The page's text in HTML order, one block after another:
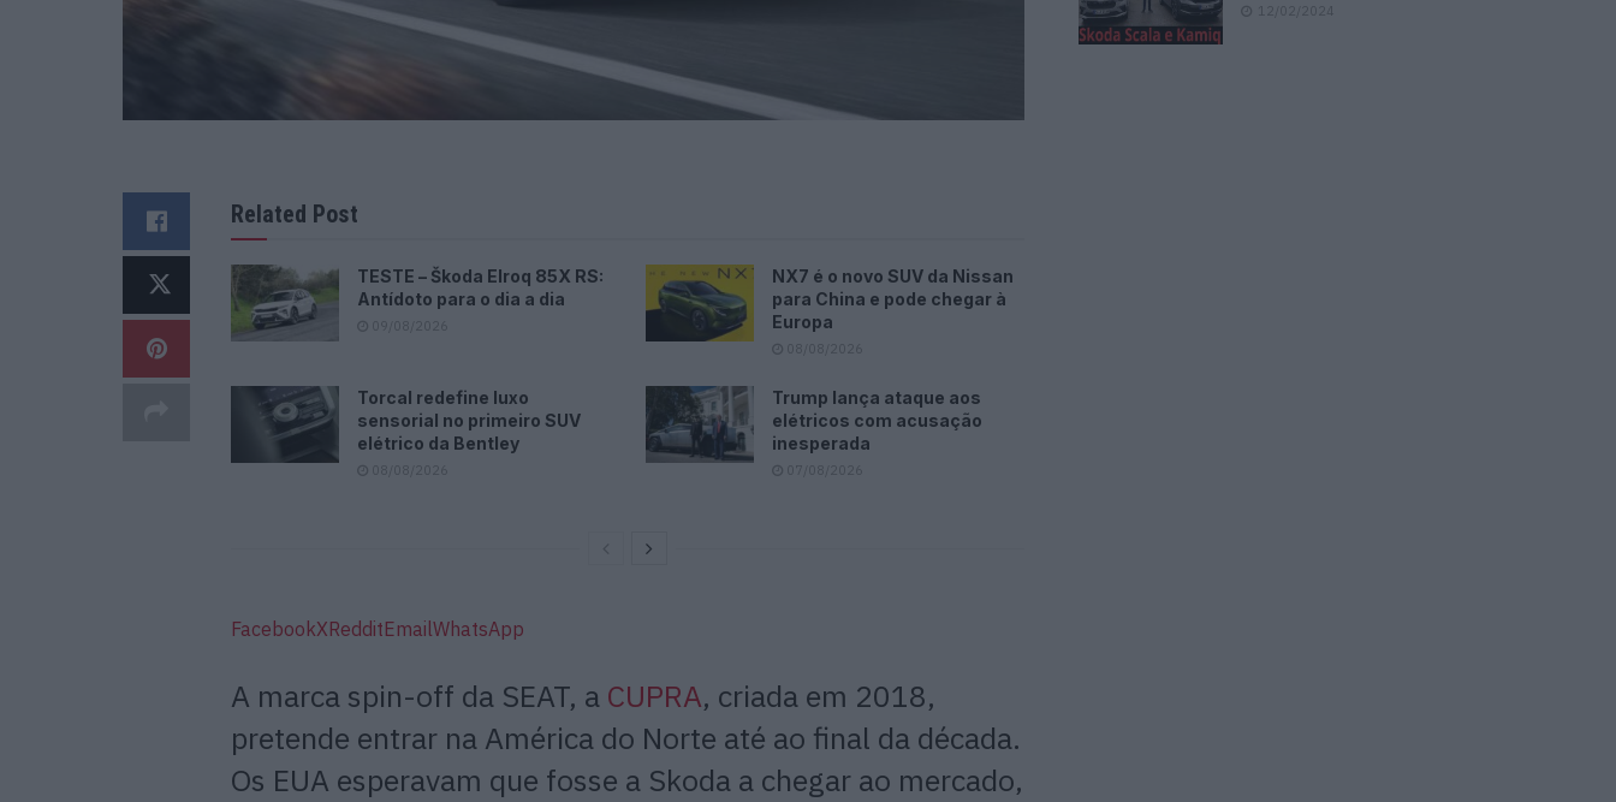
Related Post
TESTE – Škoda Elroq 85X RS:
Antídoto para o dia a dia
NX7 é o novo SUV da Nissan
para China e pode chegar à
Europa
Torcal redefine luxo
sensorial no primeiro SUV
elétrico da Bentley
Trump lança ataque aos
elétricos com acusação
inesperada
07/08/2026
FacebookXRedditEmailWhatsApp
A marca spin-off da SEAT, a CUPRA, criada em 2018,
pretende entrar na América do Norte até ao final da década.
Os EUA esperavam que fosse a Skoda a chegar ao mercado,
12/02/2024